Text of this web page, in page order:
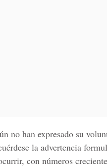
no han expresado su
la advertencia
con números